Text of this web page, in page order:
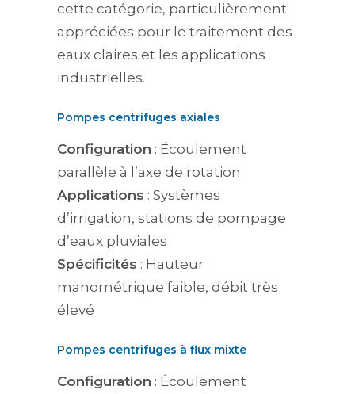
cette catégorie, particulièrement
appréciées pour le traitement des
eaux claires et les applications
industrielles.
Pompes centrifuges axiales
Configuration : Écoulement
parallèle à l’axe de rotation
Applications : Systèmes
d’irrigation, stations de pompage
d’eaux pluviales
Spécificités : Hauteur
manométrique faible, débit très
élevé
Pompes centrifuges à flux mixte
Configuration : Écoulement